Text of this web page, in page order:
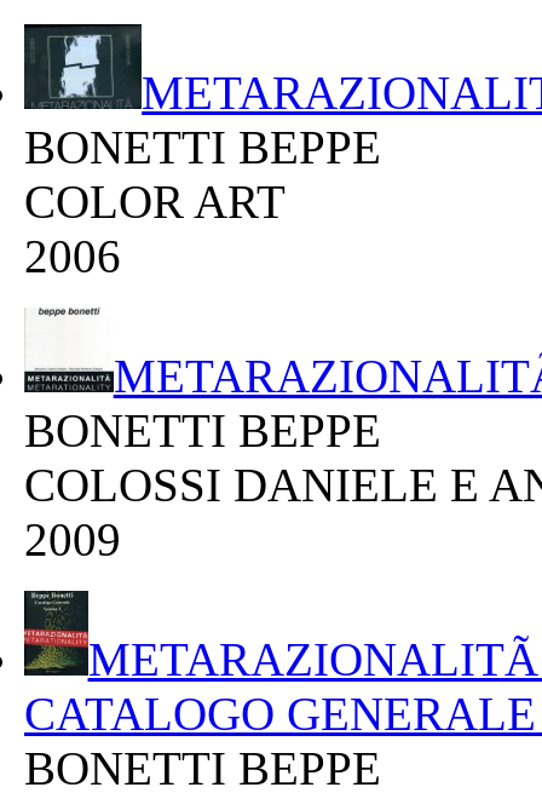
BONETTI BEPPE
COLOR ART
2006
BONETTI BEPPE
COLOSSI DANIELE E
2009
CATALOGO
BONETTI BEPPE